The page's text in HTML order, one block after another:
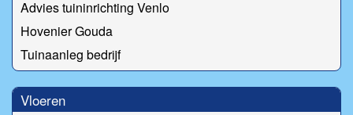
Advies tuininrichting Venlo
Hovenier Gouda
Tuinaanleg bedrijf
Vloeren